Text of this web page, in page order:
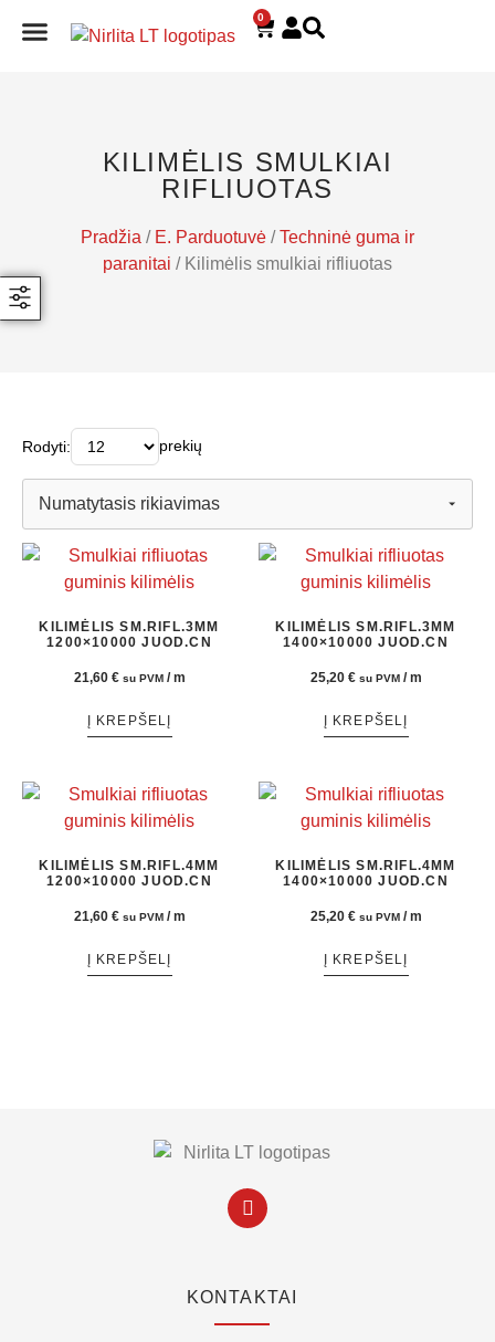
0
KILIMĖLIS SMULKIAI
RIFLIUOTAS
Pradžia / E. Parduotuvė /Techninė guma ir
paranitai / Kilimėlis smulkiai rifliuotas
Rodyti: prekių
KILIMĖLIS SM.RIFL.3MM
1200×10000 JUOD.CN
21,60 € su PVM / m
Į KREPŠELĮ
KILIMĖLIS SM.RIFL.3MM
1400×10000 JUOD.CN
25,20 € su PVM / m
Į KREPŠELĮ
KILIMĖLIS SM.RIFL.4MM
1200×10000 JUOD.CN
21,60 € su PVM / m
Į KREPŠELĮ
KILIMĖLIS SM.RIFL.4MM
1400×10000 JUOD.CN
25,20 € su PVM / m
Į KREPŠELĮ
KONTAKTAI